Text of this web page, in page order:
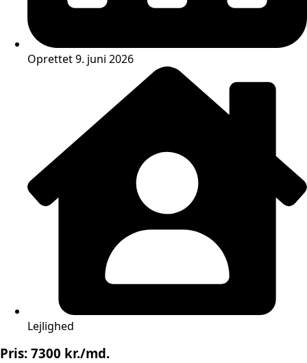
Oprettet 9. juni 2026
Lejlighed
Pris: 7300 kr./md.